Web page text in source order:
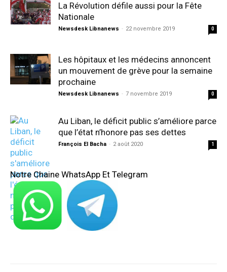
La Révolution défile aussi pour la Fête
Nationale
Newsdesk Libnanews - 22 novembre 2019 0
Les hôpitaux et les médecins annoncent
un mouvement de grève pour la semaine
prochaine
Newsdesk Libnanews - 7 novembre 2019 0
Au Liban, le déficit public s’améliore parce
que l’état n’honore pas ses dettes
François El Bacha - 2 août 2020 1
Notre Chaine WhatsApp Et Telegram